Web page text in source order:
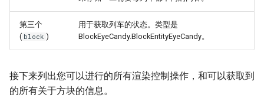
第三个
( block )
用于获取列车的状态。类型是
BlockEyeCandy.BlockEntityEyeCandy。
接下来列出您可以进行的所有渲染控制操作，和可以获取到
的所有关于方块的信息。